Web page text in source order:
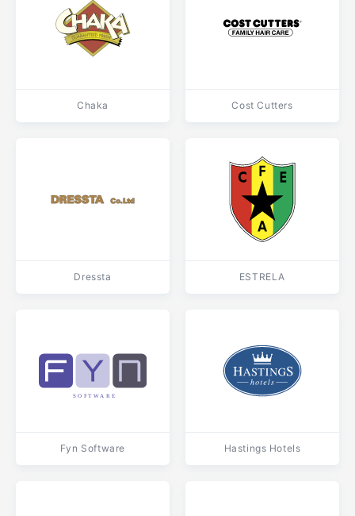
Chaka Cost Cutters
Dressta ESTRELA
Fyn Software Hastings Hotels